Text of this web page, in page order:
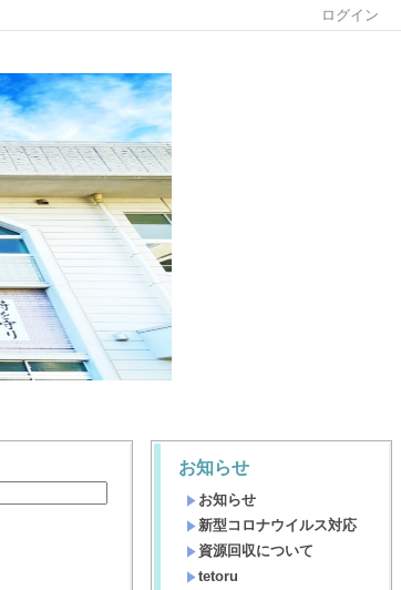
ログイン
お知らせ
お知らせ
新型コロナウイルス対応
資源回収について
tetoru